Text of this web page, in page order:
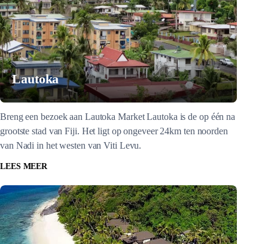
Lautoka
Breng een bezoek aan Lautoka Market Lautoka is de op één na
grootste stad van Fiji. Het ligt op ongeveer 24km ten noorden
van Nadi in het westen van Viti Levu.
LEES MEER